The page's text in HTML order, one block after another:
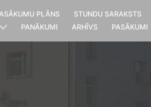
PLĀNS STUNDU SARAKSTS
PANĀKUMI ARHĪVS PASĀKUMI